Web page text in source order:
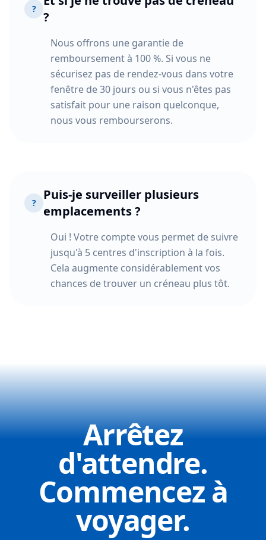
?
?
Nous offrons une garantie de
remboursement à 100 %. Si vous ne
sécurisez pas de rendez-vous dans votre
fenêtre de 30 jours ou si vous n'êtes pas
satisfait pour une raison quelconque,
nous vous rembourserons.
?
Puis-je surveiller plusieurs
emplacements ?
Oui ! Votre compte vous permet de suivre
jusqu'à 5 centres d'inscription à la fois.
Cela augmente considérablement vos
chances de trouver un créneau plus tôt.
Arrêtez
d'attendre.
Commencez à
voyager.